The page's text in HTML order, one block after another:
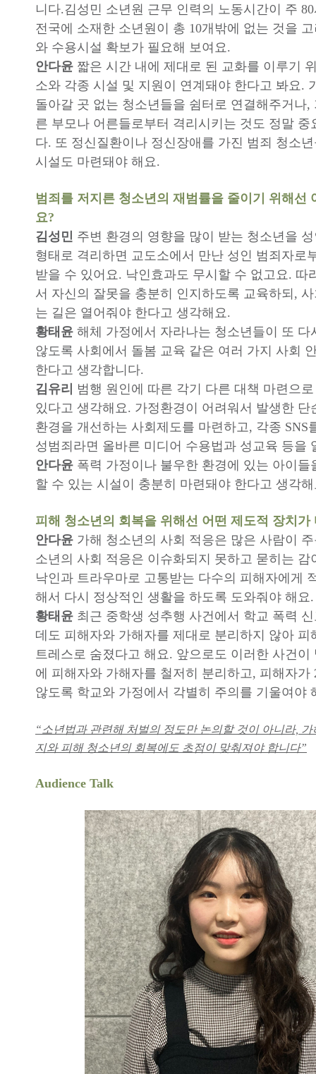
니다.김성민 소년원 근무 인력의 노동시간이 주
전국에 소재한 소년원이 총 10개밖에 없는 것을
와 수용시설 확보가 필요해 보여요.
안다윤 짧은 시간 내에 제대로 된 교화를 이루기
소와 각종 시설 및 지원이 연계돼야 한다고 봐요.
돌아갈 곳 없는 청소년들을 쉼터로 연결해주거나,
른 부모나 어른들로부터 격리시키는 것도 정말 중
다. 또 정신질환이나 정신장애를 가진 범죄 청소
시설도 마련돼야 해요.
범죄를 저지른 청소년의 재범률을 줄이기 위해선
요?
김성민 주변 환경의 영향을 많이 받는 청소년을
형태로 격리하면 교도소에서 만난 성인 범죄자로
받을 수 있어요. 낙인효과도 무시할 수 없고요. 따
서 자신의 잘못을 충분히 인지하도록 교육하되,
는 길은 열어줘야 한다고 생각해요.
황태윤 해체 가정에서 자라나는 청소년들이 또 다
않도록 사회에서 돌봄 교육 같은 여러 가지 사회
한다고 생각합니다.
김유리 범행 원인에 따른 각기 다른 대책 마련으
있다고 생각해요. 가정환경이 어려워서 발생한 단
환경을 개선하는 사회제도를 마련하고, 각종 SNS
성범죄라면 올바른 미디어 수용법과 성교육 등을
안다윤 폭력 가정이나 불우한 환경에 있는 아이들
할 수 있는 시설이 충분히 마련돼야 한다고 생각
피해 청소년의 회복을 위해선 어떤 제도적 장치가
안다윤 가해 청소년의 사회 적응은 많은 사람이
소년의 사회 적응은 이슈화되지 못하고 묻히는 감
낙인과 트라우마로 고통받는 다수의 피해자에게
해서 다시 정상적인 생활을 하도록 도와줘야 해요.
황태윤 최근 중학생 성추행 사건에서 학교 폭력
데도 피해자와 가해자를 제대로 분리하지 않아 피
트레스로 숨졌다고 해요. 앞으로도 이러한 사건이
에 피해자와 가해자를 철저히 분리하고, 피해자가
않도록 학교와 가정에서 각별히 주의를 기울여야
“소년법과 관련해 처벌의 정도만 논의할 것이 아니라,
지와 피해 청소년의 회복에도 초점이 맞춰져야 합니다”
Audience Talk